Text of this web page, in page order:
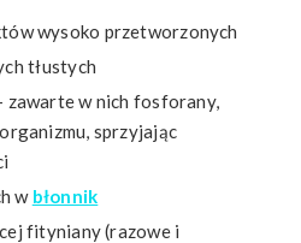
wysoko przetworzonych
tłustych
zawarte w nich fosforany,
organizmu, sprzyjając
w błonnik
fityniany (razowe i